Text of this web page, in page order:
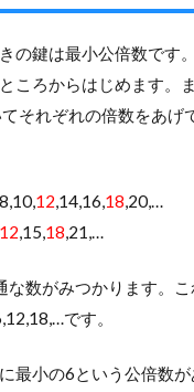
の鍵は最小公倍数です
ころからはじめます。
それぞれの倍数をあげ
,8,10, 12 ,14,16, 18 ,20,…
12 ,15, 18 ,21,…
な数がみつかります。
です。
最小の6という公倍数